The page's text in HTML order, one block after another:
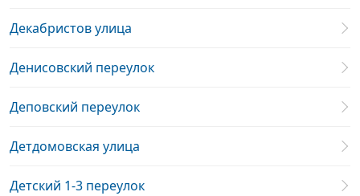
Декабристов улица
Денисовский переулок
Деповский переулок
Детдомовская улица
Детский 1-3 переулок